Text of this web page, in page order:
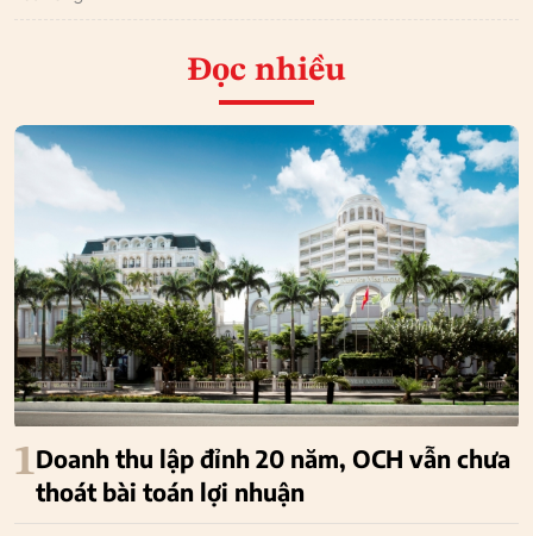
Đọc nhiều
1Doanh thu lập đỉnh 20 năm, OCH vẫn chưa
thoát bài toán lợi nhuận